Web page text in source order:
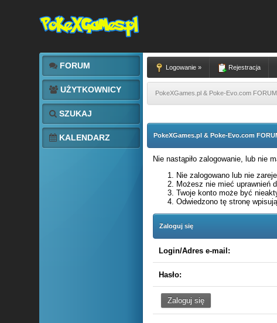
FORUM
UŻYTKOWNICY
SZUKAJ
KALENDARZ
Logowanie » Rejestracja
PokeXGames.pl & Poke-Evo.com
PokeXGames.pl & Poke-Evo.com
Nie nastąpiło zalogowanie, lub nie
Nie zalogowano lub nie
Możesz nie mieć uprawnień
Twoje konto może być
Odwiedzono tę stronę
Zaloguj się
Login/Adres e-mail:
Hasło: